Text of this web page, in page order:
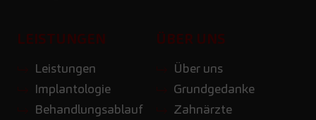
LEISTUNGEN
Leistungen
Implantologie
Behandlungsablauf
ÜBER UNS
Über uns
Grundgedanke
Zahnärzte